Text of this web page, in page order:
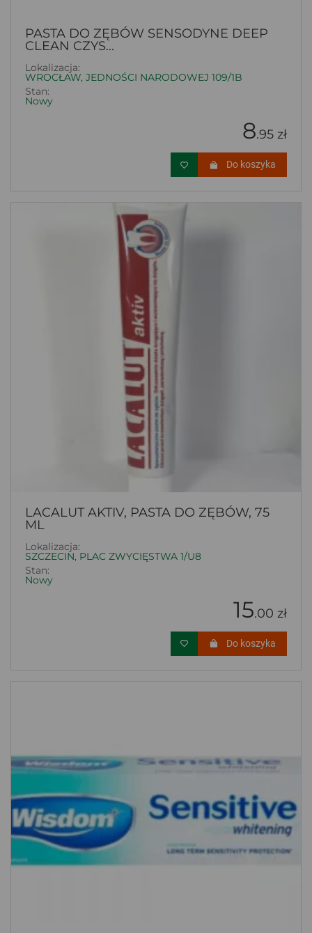
PASTA DO ZĘBÓW SENSODYNE DEEP
CLEAN CZYS...
Lokalizacja:
WROCŁAW, JEDNOŚCI NARODOWEJ 109/1B
Stan:
Nowy
8.95 zł
Do koszyka
LACALUT AKTIV, PASTA DO ZĘBÓW, 75
ML
Lokalizacja:
SZCZECIN, PLAC ZWYCIĘSTWA 1/U8
Stan:
Nowy
15.00 zł
Do koszyka